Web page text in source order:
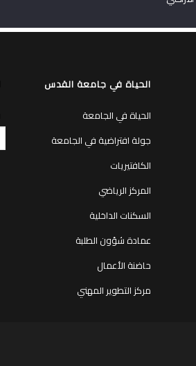
الحياة في جامعة القدس
الحياة في الجامعة
جولة افتراضية في الجامعة
الكافتيريات
المركز الرياضي
السكنات الداخلية
عمادة شؤون الطلبة
حاضنة الأعمال
مركز التطوير المهني